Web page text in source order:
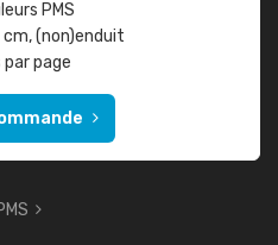
PMS
(non)enduit
par page